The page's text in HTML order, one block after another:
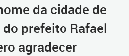
da cidade de
prefeito Rafael
agradecer